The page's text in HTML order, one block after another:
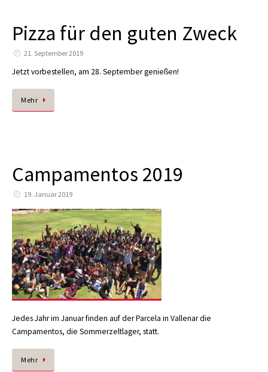
Pizza für den guten Zweck
21. September 2019
Jetzt vorbestellen, am 28. September genießen!
Mehr
Campamentos 2019
19. Januar 2019
Jedes Jahr im Januar finden auf der Parcela in Vallenar die
Campamentos, die Sommerzeltlager, statt.
Mehr